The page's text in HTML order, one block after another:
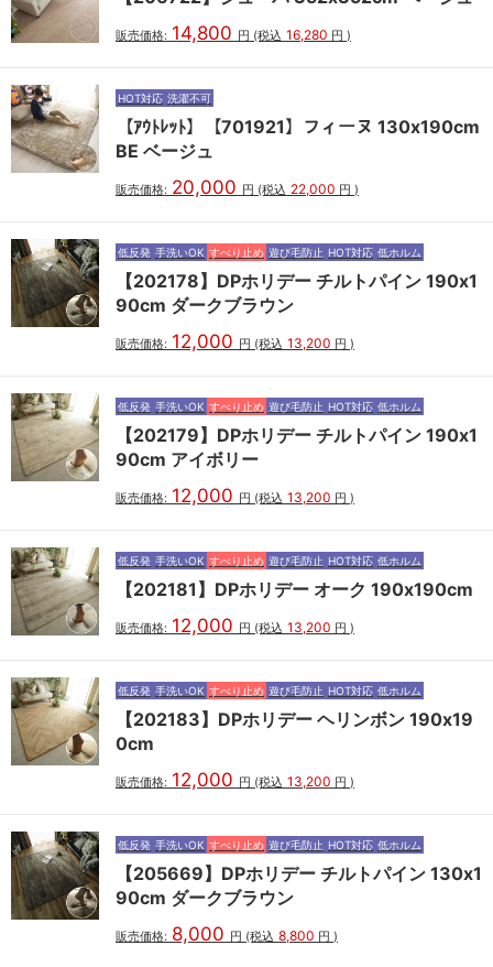
販売価格: 14,800 円 (税込 16,280 円 )
HOT対応 洗濯不可
【ｱｳﾄﾚｯﾄ】【701921】フィーヌ 130x190cm
BE ベージュ
販売価格: 20,000 円 (税込 22,000 円 )
低反発 手洗いOK すべり止め 遊び毛防止 HOT対応 低ホルム
【202178】DPホリデー チルトパイン 190x1
90cm ダークブラウン
販売価格: 12,000 円 (税込 13,200 円 )
低反発 手洗いOK すべり止め 遊び毛防止 HOT対応 低ホルム
【202179】DPホリデー チルトパイン 190x1
90cm アイボリー
販売価格: 12,000 円 (税込 13,200 円 )
低反発 手洗いOK すべり止め 遊び毛防止 HOT対応 低ホルム
【202181】DPホリデー オーク 190x190cm
販売価格: 12,000 円 (税込 13,200 円 )
低反発 手洗いOK すべり止め 遊び毛防止 HOT対応 低ホルム
【202183】DPホリデー ヘリンボン 190x19
0cm
販売価格: 12,000 円 (税込 13,200 円 )
低反発 手洗いOK すべり止め 遊び毛防止 HOT対応 低ホルム
【205669】DPホリデー チルトパイン 130x1
90cm ダークブラウン
販売価格: 8,000 円 (税込 8,800 円 )